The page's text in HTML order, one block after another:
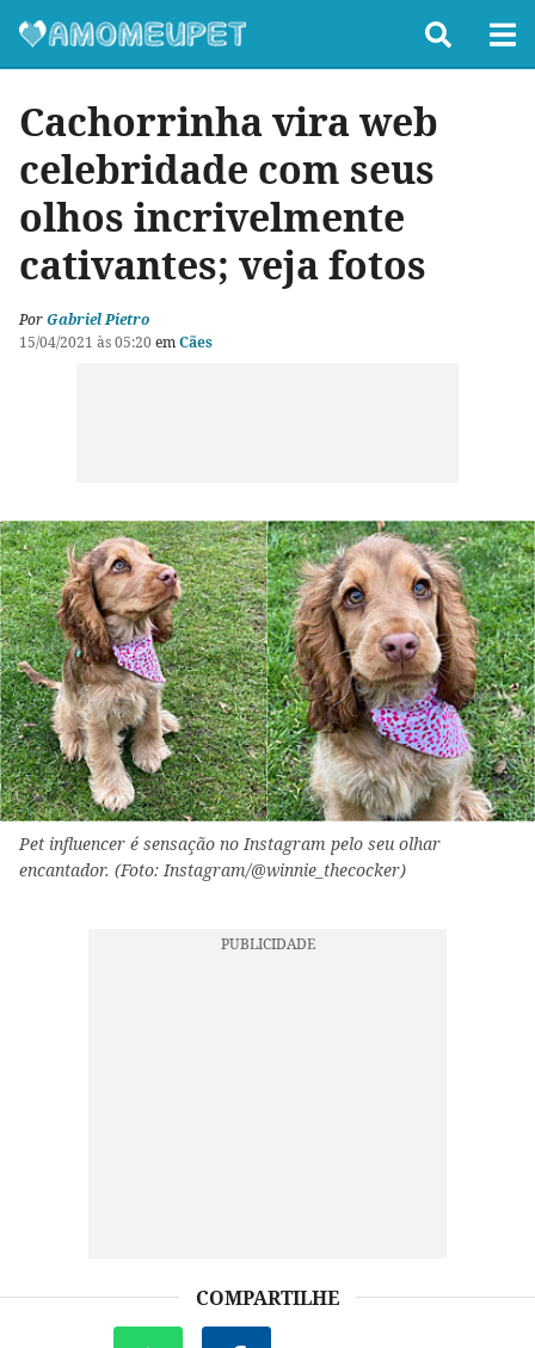
Cachorrinha vira web
celebridade com seus
olhos incrivelmente
cativantes; veja fotos
PorGabriel Pietro
15/04/2021 às 05:20 emCães
Pet influencer é sensação no Instagram pelo seu olhar
encantador. (Foto: Instagram/@winnie_thecocker)
COMPARTILHE